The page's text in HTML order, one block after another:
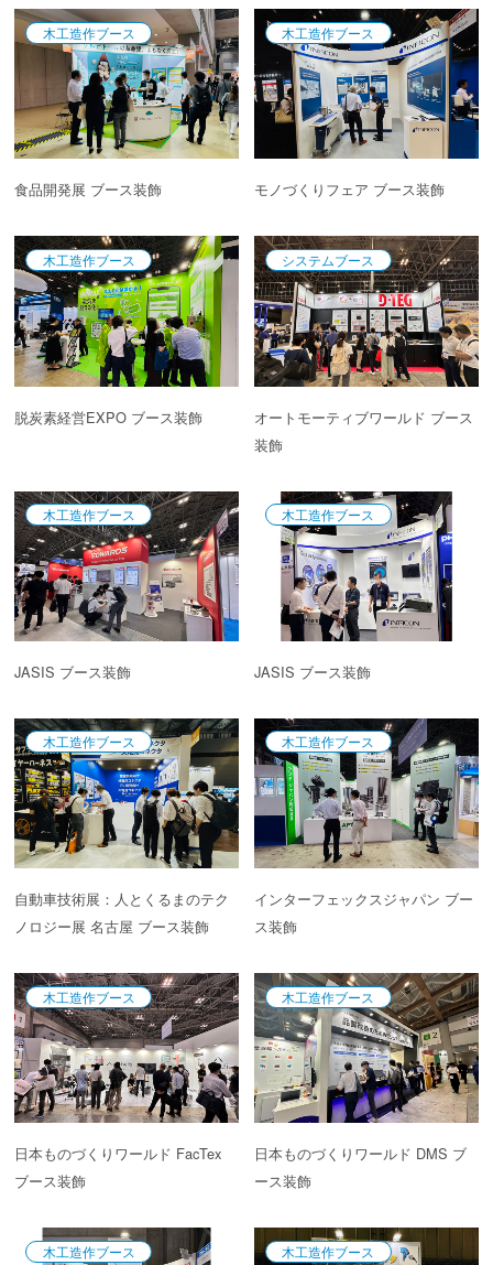
木工造作ブース
食品開発展 ブース装飾
木工造作ブース
モノづくりフェア ブース装飾
木工造作ブース
脱炭素経営EXPO ブース装飾
システムブース
オートモーティブワールド ブース
装飾
木工造作ブース
JASIS ブース装飾
木工造作ブース
JASIS ブース装飾
木工造作ブース
自動車技術展：人とくるまのテク
ノロジー展 名古屋 ブース装飾
木工造作ブース
インターフェックスジャパン ブー
ス装飾
木工造作ブース
日本ものづくりワールド FacTex
ブース装飾
木工造作ブース
日本ものづくりワールド DMS ブ
ース装飾
木工造作ブース 木工造作ブース